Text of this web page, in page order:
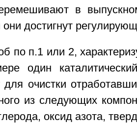
в
достигнут
по п.1 или 2,
один
для очистки
из следующих
оксид азота,